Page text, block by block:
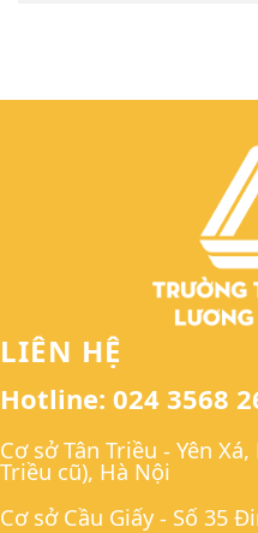
LIÊN HỆ
Hotline: 024 3568
Cơ sở Tân Triều - Yên
Triều cũ), Hà Nội
Cơ sở Cầu Giấy - Số 35